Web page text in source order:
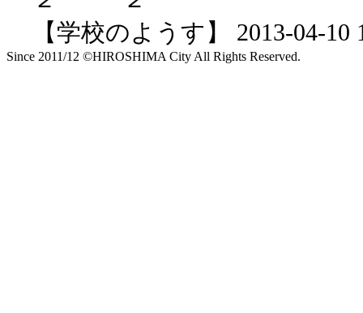
【学校のようす】 2013-04-10
Since 2011/12 ©HIROSHIMA City All Rights Reserved.